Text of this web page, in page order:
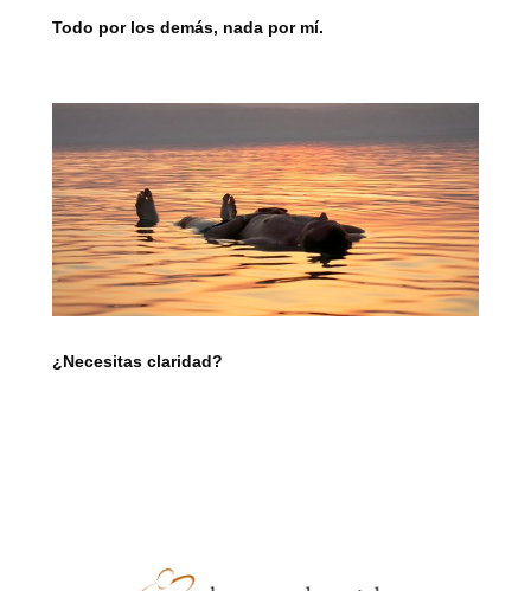
Todo por los demás, nada por mí.
¿Necesitas claridad?